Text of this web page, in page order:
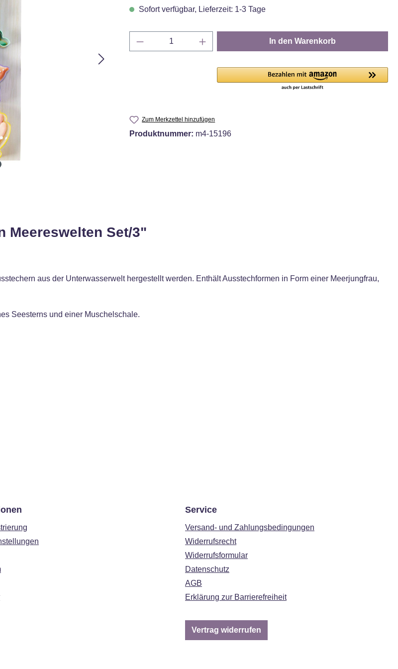
Sofort verfügbar, Lieferzeit: 1-3 Tage
Produkt Anzahl: Gib den gewünschten Wert ein
In den Warenkorb
Zum Merkzettel hinzufügen
Produktnummer: m4-15196
Meereswelten Set/3"
aus der Unterwasserwelt hergestellt werden. Enthält Ausstechformen in Form einer Meerjungfrau,
Seesterns und einer Muschelschale.
Service
Versand- und Zahlungsbedingungen
Widerrufsrecht
Widerrufsformular
Datenschutz
AGB
Erklärung zur Barrierefreiheit
Vertrag widerrufen